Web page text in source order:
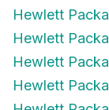
Hewlett
Hewlett
Hewlett
Hewlett